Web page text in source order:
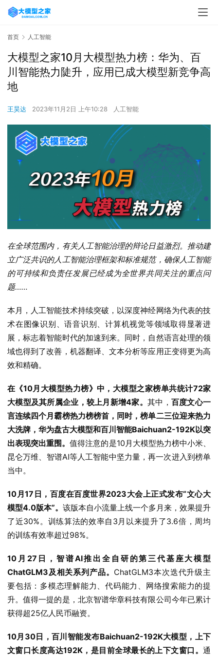
首页 人工智能
大模型之家10月大模型热力榜：华为、百
川智能热力陡升，应用已成大模型新竞争高
地
王昊达 2023年11月2日 上午10:28 人工智能
在全球范围内，有关人工智能治理的辩论日益激烈。推动建
立广泛共识的人工智能治理框架和标准规范，确保人工智能
的可持续和负责任发展已经成为全世界共同关注的重点问
题……
本月，人工智能技术持续突破，以深度神经网络为代表的技
术在图像识别、语音识别、计算机视觉等领域取得显著进
展，标志着智能时代的加速到来。同时，自然语言处理的领
域也得到了改善，机器翻译、文本分析等应用正变得更为高
效和精确。
在《10月大模型热力榜》中，大模型之家榜单共统计72家
大模型及其所属企业，较上月新增4家。其中， 百度文心一
言连续四个月霸榜热力榜榜首，同时，榜单二三位迎来热力
大洗牌，华为盘古大模型和百川智能Baichuan2-192K以突
出表现突出重围。值得注意的是10月大模型热力榜中小米、
昆仑万维、智谱AI等人工智能中坚力量，再一次进入到榜单
当中。
10月17日，百度在百度世界2023大会上正式发布“文心大
模型4.0版本”。 该版本自小流量上线一个多月来，效果提升
了近30%。训练算法的效率自3月以来提升了3.6倍，周均
的训练有效率超过98%。
10月27日，智谱AI推出全自研的第三代基座大模型
ChatGLM3及相关系列产品。 ChatGLM3本次迭代升级主
要包括：多模态理解能力、代码能力、网络搜索能力的提
升。值得一提的是，北京智谱华章科技有限公司今年已累计
获得超25亿人民币融资。
10月30日，百川智能发布Baichuan2-192K大模型，上下
文窗口长度高达192K，是目前全球最长的上下文窗口。 通